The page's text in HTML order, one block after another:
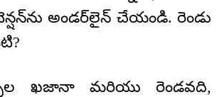
అండర్‌లైన్‌ చేయండి. రెండు
ఖజానా మరియు రెండవది,